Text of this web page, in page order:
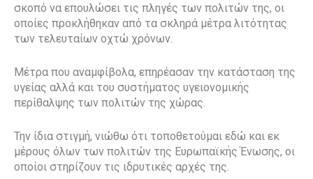
σκοπό να επουλώσει τις πληγές των πολιτών της, οι
οποίες προκλήθηκαν από τα σκληρά μέτρα λιτότητας
των τελευταίων οχτώ χρόνων.
Μέτρα που αναμφίβολα, επηρέασαν την κατάσταση της
υγείας αλλά και του συστήματος υγειονομικής
περίθαλψης των πολιτών της χώρας.
Την ίδια στιγμή, νιώθω ότι τοποθετούμαι εδώ και εκ
μέρους όλων των πολιτών της Ευρωπαϊκής Ένωσης, οι
οποίοι στηρίζουν τις ιδρυτικές αρχές της.